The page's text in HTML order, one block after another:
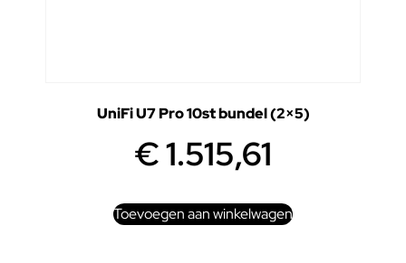
UniFi U7 Pro 10st bundel (2×5)
€1.515,61
Toevoegen aan winkelwagen